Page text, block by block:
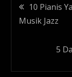
pos
10 Pianis
Musik Jazz
5